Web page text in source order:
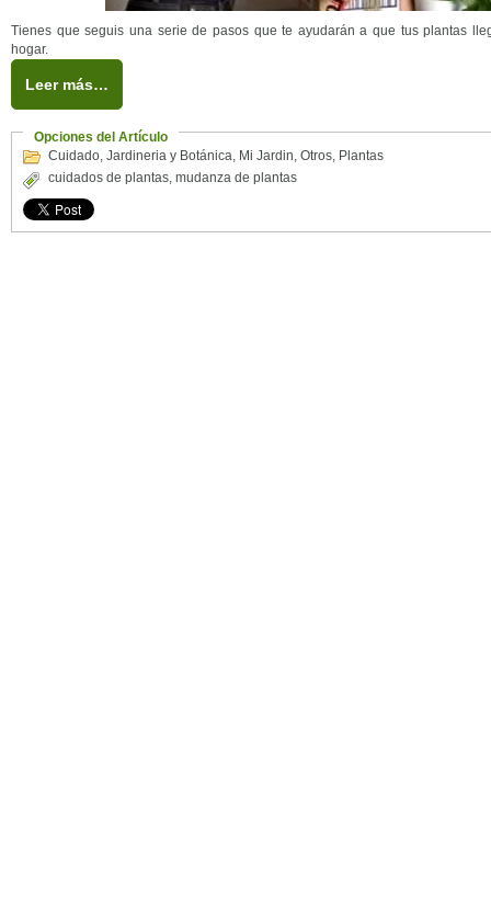
Tienes que seguis una serie de pasos que te ayudarán a que tus plantas
hogar.
Leer más…
Opciones del Artículo
Cuidado, Jardineria y Botánica, Mi Jardin, Otros, Plantas
cuidados de plantas, mudanza de plantas